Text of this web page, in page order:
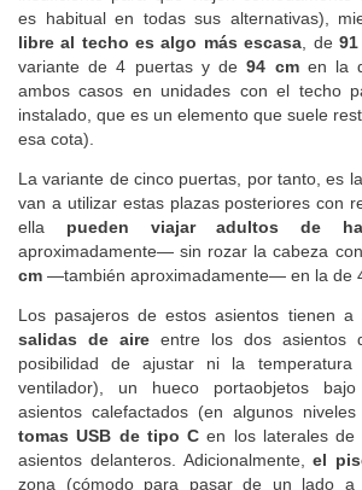
insuficiente para que viajen cómodamente
es habitual en todas sus alternativas),
libre al techo es algo más escasa , de
variante de 4 puertas y de94 cm en la
ambos casos en unidades con el techo
instalado, que es un elemento que suele
La variante de cinco puertas, por tanto, es
van a utilizar estas plazas posteriores con
ellapueden viajar adultos de
aproximadamente— sin rozar la cabeza
Los pasajeros de estos asientos tienen
salidas de aireentre los dos asientos
posibilidad de ajustar ni la
ventilador), un hueco portaobjetos
asientos calefactados (en algunos
tomas USB de tipo Cen los laterales de
asientos delanteros. Adicionalmente,el